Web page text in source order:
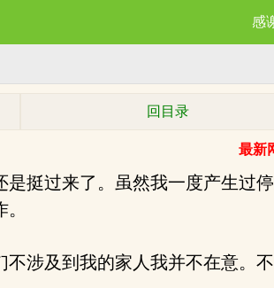
感
回目录
最新
挺过来了。虽然我一度产生过
涉及到我的家人我并不在意。